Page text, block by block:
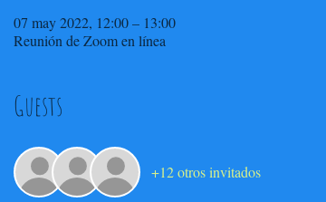
07 may 2022, 12:00 – 13:00
Reunión de Zoom en línea
Guests
+12 otros invitados